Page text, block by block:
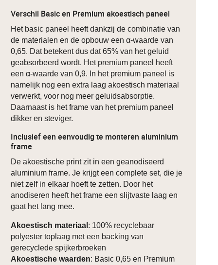
Verschil Basic en Premium akoestisch paneel
Het basic paneel heeft dankzij de combinatie van
de materialen en de opbouw een α-waarde van
0,65. Dat betekent dus dat 65% van het geluid
geabsorbeerd wordt. Het premium paneel heeft
een α-waarde van 0,9. In het premium paneel is
namelijk nog een extra laag akoestisch materiaal
verwerkt, voor nog meer geluidsabsorptie.
Daarnaast is het frame van het premium paneel
dikker en steviger.
Inclusief een eenvoudig te monteren aluminium
frame
De akoestische print zit in een geanodiseerd
aluminium frame. Je krijgt een complete set, die je
niet zelf in elkaar hoeft te zetten. Door het
anodiseren heeft het frame een slijtvaste laag en
gaat het lang mee.
Akoestisch materiaal : 100% recyclebaar
polyester toplaag met een backing van
gerecyclede spijkerbroeken
Akoestische waarden: Basic 0,65 en Premium